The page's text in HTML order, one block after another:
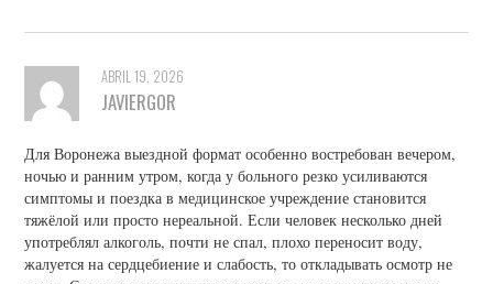
ABRIL 19, 2026
JAVIERGOR
Для Воронежа выездной формат особенно востребован вечером,
ночью и ранним утром, когда у больного резко усиливаются
симптомы и поездка в медицинское учреждение становится
тяжёлой или просто нереальной. Если человек несколько дней
употреблял алкоголь, почти не спал, плохо переносит воду,
жалуется на сердцебиение и слабость, то откладывать осмотр не